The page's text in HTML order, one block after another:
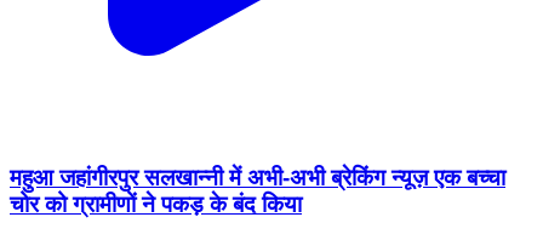
महुआ जहांगीरपुर सलखान्नी में अभी-अभी ब्रेकिंग न्यूज़ एक बच्चा
चोर को ग्रामीणों ने पकड़ के बंद किया